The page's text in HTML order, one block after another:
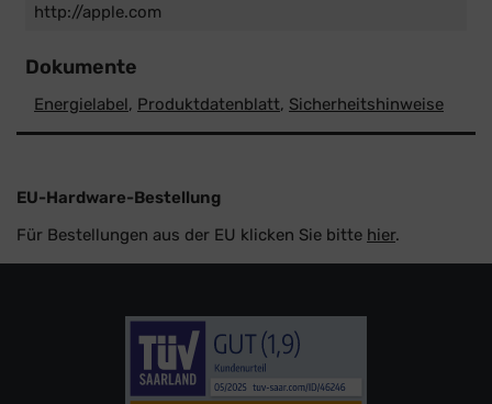
http://apple.com
Dokumente
Energielabel, Produktdatenblatt, Sicherheitshinweise
EU-Hardware-Bestellung
Für Bestellungen aus der EU klicken Sie bitte hier.